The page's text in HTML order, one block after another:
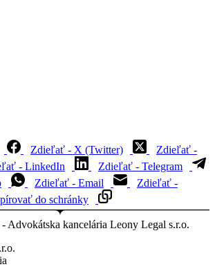
Zdieľať - X (Twitter)
Zdieľať -
- LinkedIn
Zdieľať - Telegram
Zdieľať - Email
Zdieľať -
do schránky